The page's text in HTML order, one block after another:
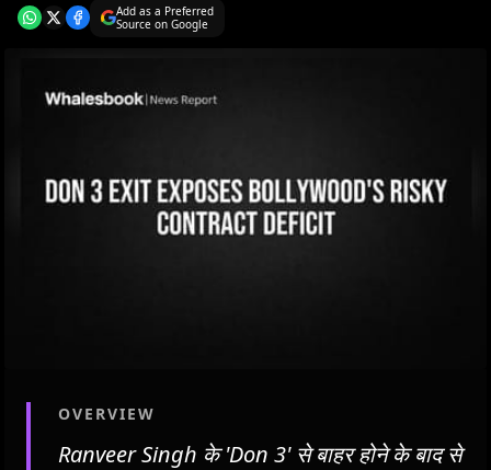
Add as a Preferred
Source on Google
OVERVIEW
Ranveer Singh के 'Don 3' से बाहर होने के बाद से